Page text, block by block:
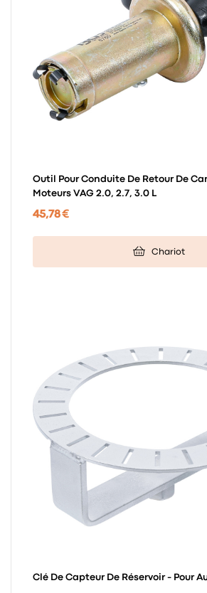
Outil Pour Conduite De Retour De
Moteurs VAG 2.0, 2.7, 3.0 L
45,78 €
Chariot
Clé De Capteur De Réservoir - Pour